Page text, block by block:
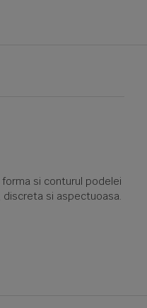
si conturul podelei
discreta si aspectuoasa.